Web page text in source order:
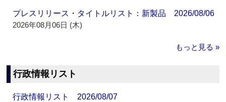
プレスリリース・タイトルリスト：新製品 2026/08/06
2026年08月06日 (木)
もっと見る »
行政情報リスト
行政情報リスト 2026/08/07